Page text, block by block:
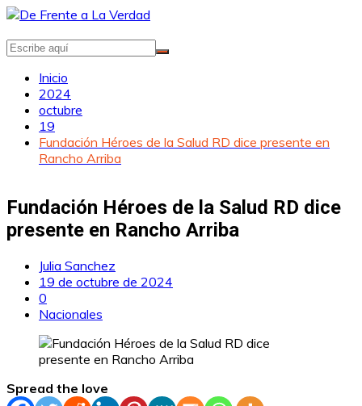
Saltar
contenido
Inicio
2024
octubre
19
Fundación Héroes de la Salud RD dice presente en
Rancho Arriba
Fundación Héroes de la Salud RD dice
presente en Rancho Arriba
Julia Sanchez
19 de octubre de 2024
0
Nacionales
Spread the love